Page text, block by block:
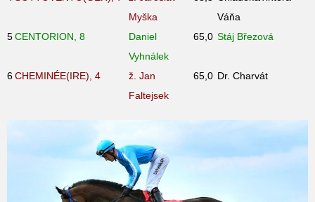
Myška
Váňa
5CENTORION, 8
Daniel
Vyhnálek
65,0 Stáj Březová
6CHEMINÉE(IRE), 4
ž. Jan
Faltejsek
65,0 Dr. Charvát